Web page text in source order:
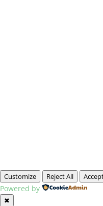
Customize Reject All
Powered by
✖